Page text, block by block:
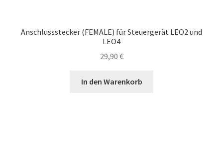
Anschlussstecker (FEMALE) für Steuergerät LEO2 und
LEO4
29,90 €
In den Warenkorb